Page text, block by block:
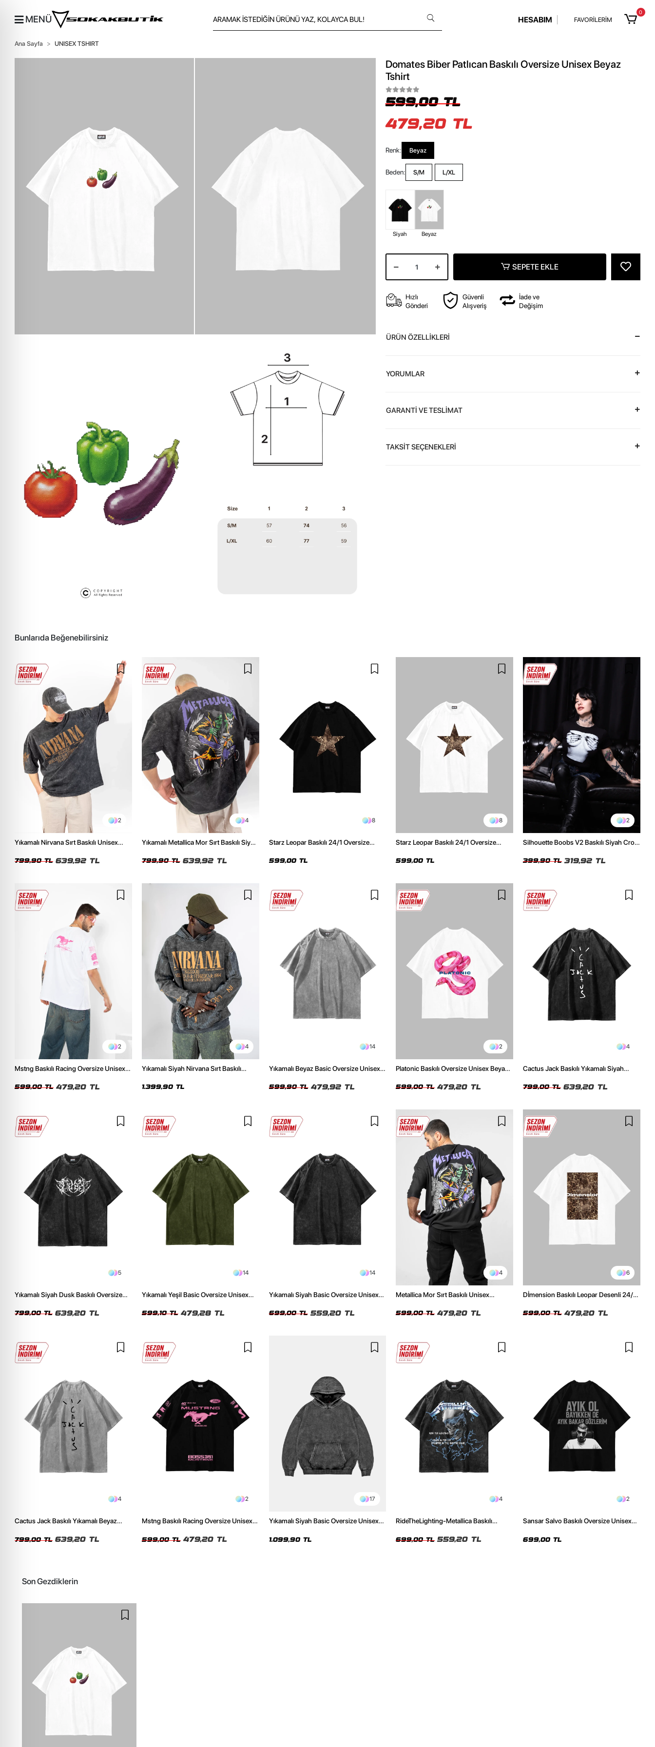
MENÜ HESABIM FAVORİLERİM
0
Ana Sayfa UNISEX TSHIRT
Domates Biber Patlıcan Baskılı Oversize Unisex Beyaz
Tshirt
599,00 TL
479,20 TL
Renk: Beyaz
Beden: S/M L/XL
Siyah Beyaz
SEPETE EKLE
Hızlı
Gönderi
Güvenli
Alışveriş
İade ve
Değişim
ÜRÜN ÖZELLİKLERİ
YORUMLAR
GARANTİ VE TESLİMAT
TAKSİT SEÇENEKLERİ
Bunlarıda Beğenebilirsiniz
2
Yıkamalı Nirvana Sırt Baskılı Unisex
799,90 TL 639,92 TL
4
Yıkamalı Metallica Mor Sırt Baskılı Siyah
799,90 TL 639,92 TL
8
Starz Leopar Baskılı 24/1 Oversize
599,00 TL
8
Starz Leopar Baskılı 24/1 Oversize
599,00 TL
2
Silhouette Boobs V2 Baskılı Siyah Crop
399,90 TL 319,92 TL
2
Mstng Baskılı Racing Oversize Unisex
599,00 TL 479,20 TL
4
Yıkamalı Siyah Nirvana Sırt Baskılı
1.399,90 TL
14
Yıkamalı Beyaz Basic Oversize Unisex
599,90 TL 479,92 TL
2
Platonic Baskılı Oversize Unisex Beyaz
599,00 TL 479,20 TL
4
Cactus Jack Baskılı Yıkamalı Siyah
799,00 TL 639,20 TL
5
Yıkamalı Siyah Dusk Baskılı Oversize
799,00 TL 639,20 TL
14
Yıkamalı Yeşil Basic Oversize Unisex
599,10 TL 479,28 TL
14
Yıkamalı Siyah Basic Oversize Unisex
699,00 TL 559,20 TL
4
Metallica Mor Sırt Baskılı Unisex
599,00 TL 479,20 TL
6
Dİmension Baskılı Leopar Desenli 24/1
599,00 TL 479,20 TL
4
Cactus Jack Baskılı Yıkamalı Beyaz
799,00 TL 639,20 TL
2
Mstng Baskılı Racing Oversize Unisex
599,00 TL 479,20 TL
17
Yıkamalı Siyah Basic Oversize Unisex
1.099,90 TL
4
RideTheLighting-Metallica Baskılı
699,00 TL 559,20 TL
2
Sansar Salvo Baskılı Oversize Unisex
699,00 TL
Son Gezdiklerin